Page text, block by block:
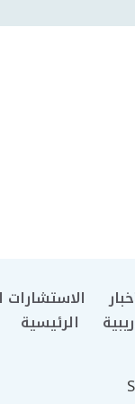
الاستشارات
الرئيسية